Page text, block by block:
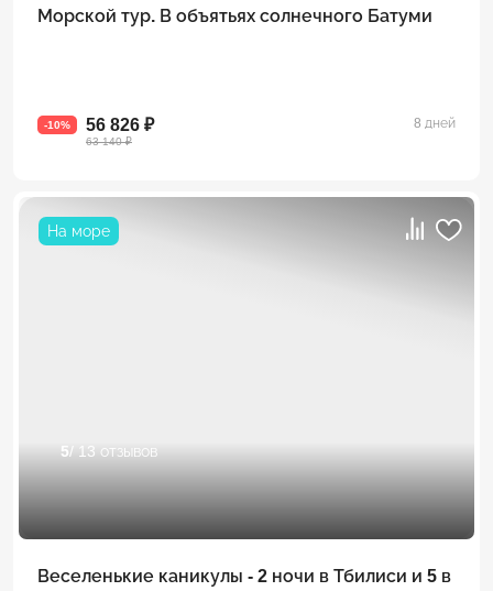
Морской тур. В объятьях солнечного Батуми
-10% 56 826 ₽
63 140 ₽
8 дней
На море
5/ 13 отзывов
Веселенькие каникулы - 2 ночи в Тбилиси и 5 в